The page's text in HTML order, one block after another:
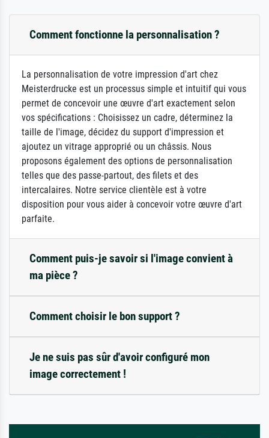
Comment fonctionne la personnalisation ?
La personnalisation de votre impression d'art chez
Meisterdrucke est un processus simple et intuitif qui vous
permet de concevoir une œuvre d'art exactement selon
vos spécifications : Choisissez un cadre, déterminez la
taille de l'image, décidez du support d'impression et
ajoutez un vitrage approprié ou un châssis. Nous
proposons également des options de personnalisation
telles que des passe-partout, des filets et des
intercalaires. Notre service clientèle est à votre
disposition pour vous aider à concevoir votre œuvre d'art
parfaite.
Comment puis-je savoir si l'image convient à
ma pièce ?
Comment choisir le bon support ?
Je ne suis pas sûr d'avoir configuré mon
image correctement !